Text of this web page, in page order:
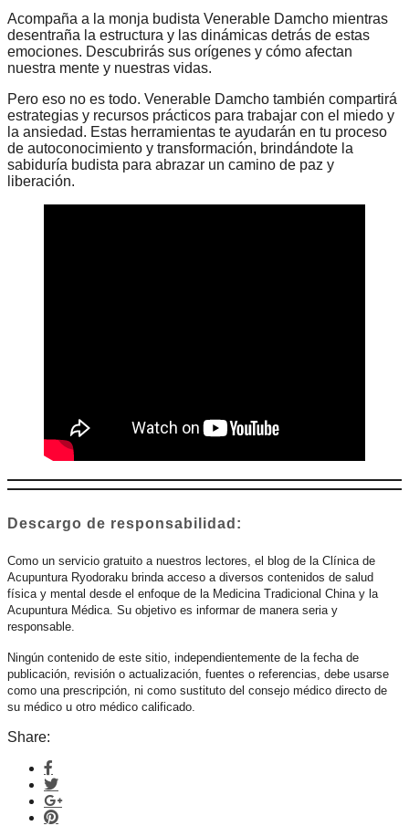
Acompaña a la monja budista Venerable Damcho mientras
desentraña la estructura y las dinámicas detrás de estas
emociones. Descubrirás sus orígenes y cómo afectan
nuestra mente y nuestras vidas.
Pero eso no es todo. Venerable Damcho también compartirá
estrategias y recursos prácticos para trabajar con el miedo y
la ansiedad. Estas herramientas te ayudarán en tu proceso
de autoconocimiento y transformación, brindándote la
sabiduría budista para abrazar un camino de paz y
liberación.
Descargo de responsabilidad:
Como un servicio gratuito a nuestros lectores, el blog de la Clínica de
Acupuntura Ryodoraku brinda acceso a diversos contenidos de salud
física y mental desde el enfoque de la Medicina Tradicional China y la
Acupuntura Médica. Su objetivo es informar de manera seria y
responsable.
Ningún contenido de este sitio, independientemente de la fecha de
publicación, revisión o actualización, fuentes o referencias, debe usarse
como una prescripción, ni como sustituto del consejo médico directo de
su médico u otro médico calificado.
Share: